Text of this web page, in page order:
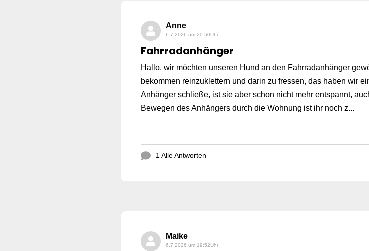
Anne
6.7.2026 um 20:50Uhr
Fahrradanhänger
Hallo, wir möchten unseren Hund an den Fahrradanhänger
bekommen reinzuklettern und darin zu fressen, das haben wir
Anhänger schließe, ist sie aber schon nicht mehr entspannt,
Bewegen des Anhängers durch die Wohnung ist ihr noch z...
1 Alle Antworten
Maike
6.7.2026 um 19:52Uhr